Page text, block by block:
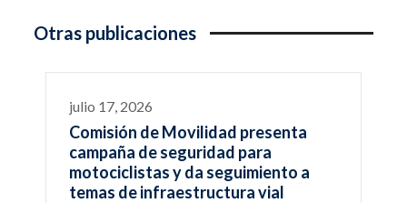
Otras publicaciones
julio 17, 2026
Comisión de Movilidad presenta
campaña de seguridad para
motociclistas y da seguimiento a
temas de infraestructura vial